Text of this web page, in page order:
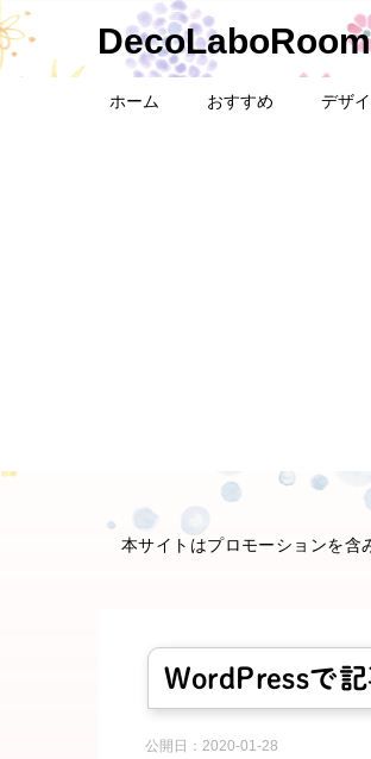
DecoLaboRoom
ホーム おすすめ デザ
本サイトはプロモーションを含
WordPressで
公開日： 2020-01-28